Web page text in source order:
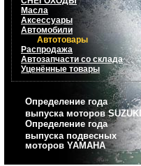
Масла
Аксессуары
Автомобили
Автотовары
Распродажа
Автозапчасти со склада
Уценённые товары
Определение года
выпуска моторов SUZUKI
Определение года
выпуска подвесных
моторов YAMAHA